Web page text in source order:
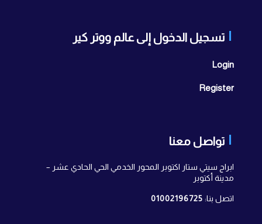
تسجيل الدخول إلى عالم ووتر كير
Login
Register
تواصل معنا
ابراج سيتي ستار اكتوبر المحور الخدمي الحي الحادي عشر –
مدينة أكتوبر
اتصل بنا: 01002196725